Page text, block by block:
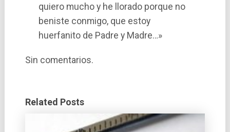
quiero mucho y he llorado porque no
beniste conmigo, que estoy
huerfanito de Padre y Madre…»
Sin comentarios.
Related Posts